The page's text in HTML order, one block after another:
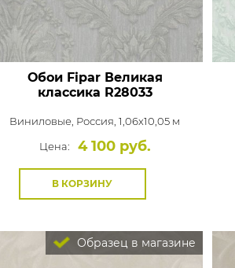
Обои Fipar Великая
классика R28033
Виниловые, Россия, 1,06x10,05 м
Цена:
4 100 руб.
В КОРЗИНУ
Образец в магазине